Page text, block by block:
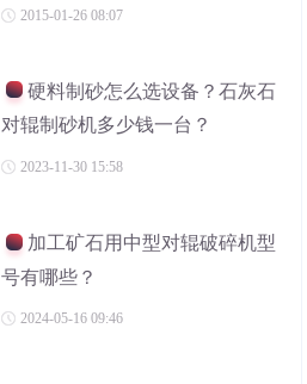
2015-01-26 08:07
硬料制砂怎么选设备？石灰石
对辊制砂机多少钱一台？
2023-11-30 15:58
加工矿石用中型对辊破碎机型
号有哪些？
2024-05-16 09:46